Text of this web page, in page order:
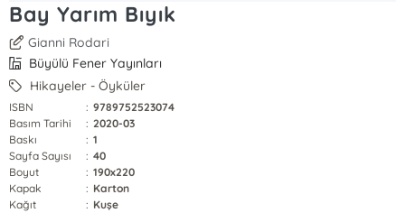
Bay Yarım Bıyık
Gianni Rodari
Büyülü Fener Yayınları
Hikayeler - Öyküler
ISBN : 9789752523074
Basım Tarihi
: 2020-03
Baskı
: 1
Sayfa Sayısı
: 40
Boyut
: 190x220
Kapak
: Karton
Kağıt
: Kuşe